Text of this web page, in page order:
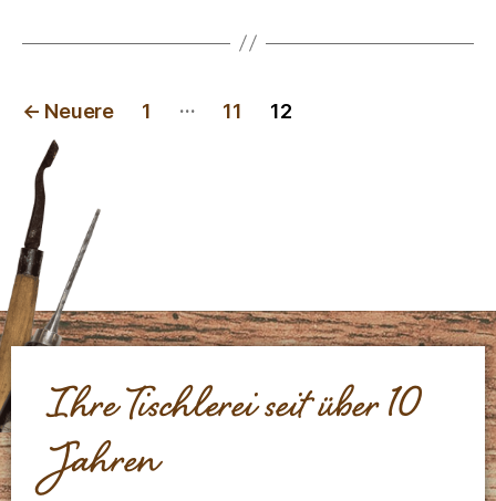
← Neuere 1 … 11 12
Ihre Tischlerei seit über 10
Jahren